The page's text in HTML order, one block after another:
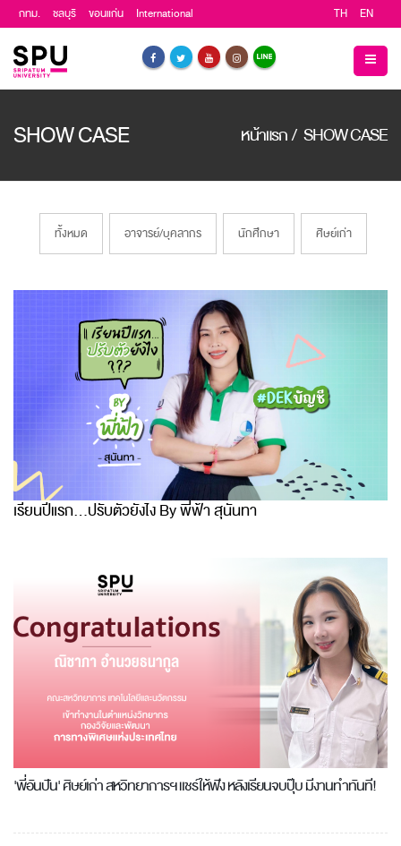
กทม. ชลบุรี ขอนแก่น International TH EN
SHOW CASE หน้าแรก/ SHOW CASE
ทั้งหมด อาจารย์/บุคลากร นักศึกษา ศิษย์เก่า
เรียนปีแรก...ปรับตัวยังไง By พี่ฟ้า สุนันทา
'พี่อันปัน' ศิษย์เก่า สหวิทยาการฯ แชร์ให้ฟัง หลังเรียนจบปุ๊บ มีงานทำทันที!